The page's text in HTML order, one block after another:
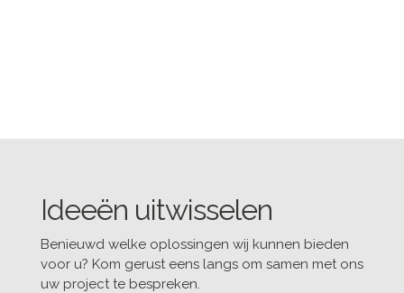
Ideeën uitwisselen
Benieuwd welke oplossingen wij kunnen bieden
voor u? Kom gerust eens langs om samen met ons
uw project te bespreken.